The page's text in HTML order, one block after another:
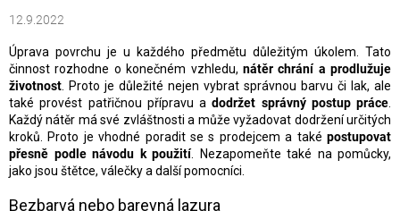
12.9.2022
Úprava povrchu je u každého předmětu důležitým úkolem. Tato
činnost rozhodne o konečném vzhledu, nátěr chrání a prodlužuje
životnost. Proto je důležité nejen vybrat správnou barvu či lak, ale
také provést patřičnou přípravu a dodržet správný postup práce.
Každý nátěr má své zvláštnosti a může vyžadovat dodržení určitých
kroků. Proto je vhodné poradit se s prodejcem a také postupovat
přesně podle návodu k použití. Nezapomeňte také na pomůcky,
jako jsou štětce, válečky a další pomocníci.
Bezbarvá nebo barevná lazura